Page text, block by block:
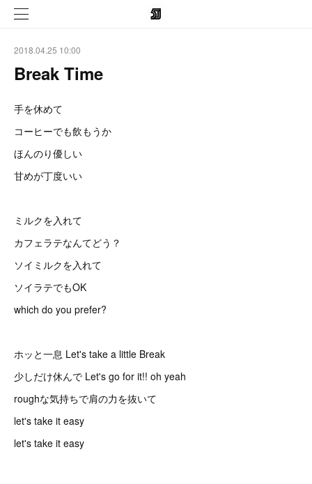
2018.04.25 10:00
Break Time
手を休めて
コーヒーでも飲もうか
ほんのり優しい
甘めが丁度いい
ミルクを入れて
カフェラテなんてどう？
ソイミルクを入れて
ソイラテでもOK
which do you prefer?
ホッと一息 Let's take a little Break
少しだけ休んで Let's go for it!! oh yeah
roughな気持ちで肩の力を抜いて
let's take it easy
let's take it easy